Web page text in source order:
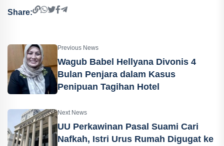
Share:
Previous News
Wagub Babel Hellyana Divonis 4
Bulan Penjara dalam Kasus
Penipuan Tagihan Hotel
Next News
UU Perkawinan Pasal Suami Cari
Nafkah, Istri Urus Rumah Digugat ke